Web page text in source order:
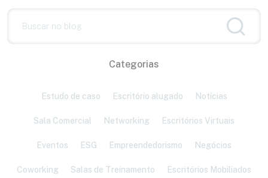
Categorias
Estudo de caso Escritório alugado Notícias
Sala Comercial Networking Escritórios Virtuais
Eventos ESG Empreendedorismo Negócios
Coworking Salas de Treinamento Escritórios Mobiliados